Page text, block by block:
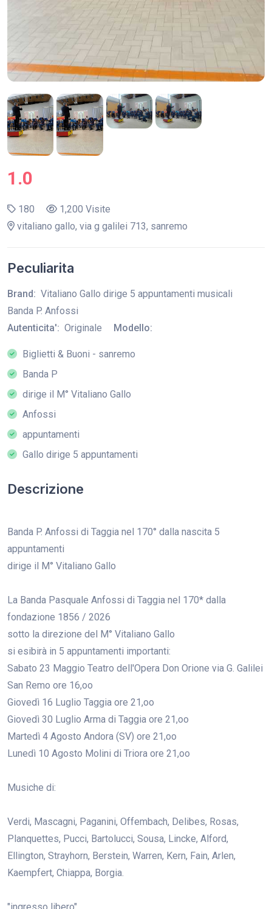
1.0
180
1,200 Visite
vitaliano gallo, via g galilei 713, sanremo
Peculiarita
Brand: Vitaliano Gallo dirige 5 appuntamenti musicali
Banda P. Anfossi
Autenticita': Originale Modello:
Biglietti & Buoni - sanremo
Banda P
dirige il M° Vitaliano Gallo
Anfossi
appuntamenti
Gallo dirige 5 appuntamenti
Descrizione
Banda P. Anfossi di Taggia nel 170° dalla nascita 5
appuntamenti
dirige il M° Vitaliano Gallo
La Banda Pasquale Anfossi di Taggia nel 170* dalla
fondazione 1856 / 2026
sotto la direzione del M° Vitaliano Gallo
si esibirà in 5 appuntamenti importanti:
Sabato 23 Maggio Teatro dell'Opera Don Orione via G. Galilei
San Remo ore 16,oo
Giovedì 16 Luglio Taggia ore 21,oo
Giovedì 30 Luglio Arma di Taggia ore 21,oo
Martedì 4 Agosto Andora (SV) ore 21,oo
Lunedì 10 Agosto Molini di Triora ore 21,oo
Musiche di:
Verdi, Mascagni, Paganini, Offembach, Delibes, Rosas,
Planquettes, Pucci, Bartolucci, Sousa, Lincke, Alford,
Ellington, Strayhorn, Berstein, Warren, Kern, Fain, Arlen,
Kaempfert, Chiappa, Borgia.
"ingresso libero"